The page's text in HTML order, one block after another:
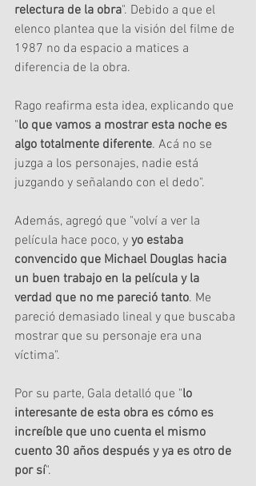
relectura de la obra". Debido a que el
elenco plantea que la visión del filme de
1987 no da espacio a matices a
diferencia de la obra.
Rago reafirma esta idea, explicando que
"lo que vamos a mostrar esta noche es
algo totalmente diferente. Acá no se
juzga a los personajes, nadie está
juzgando y señalando con el dedo".
Además, agregó que "volví a ver la
película hace poco, y yo estaba
convencido que Michael Douglas hacia
un buen trabajo en la película y la
verdad que no me pareció tanto. Me
pareció demasiado lineal y que buscaba
mostrar que su personaje era una
víctima".
Por su parte, Gala detalló que "lo
interesante de esta obra es cómo es
increíble que uno cuenta el mismo
cuento 30 años después y ya es otro de
por sí".